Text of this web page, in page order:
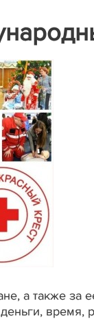
а также за
время,